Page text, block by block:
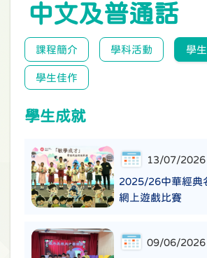
中文及普通話
課程簡介 學科活動 學
學生佳作
學生成就
13/07/2026
2025/26中華經典
網上遊戲比賽
09/06/2026